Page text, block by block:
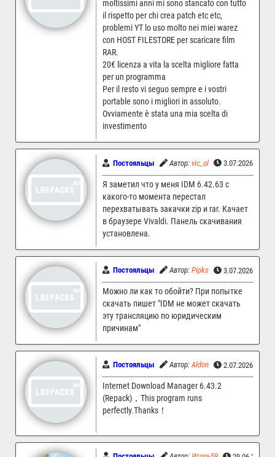
moltissimi anni mi sono stancato con tutto
il rispetto per chi crea patch etc etc,
problemi YT lo uso molto nei miei warez
con HOST FILESTORE per scaricare film
RAR.
20€ licenza a vita la scelta migliore fatta
per un programma
Per il resto vi seguo sempre e i vostri
portable sono i migliori in assoluto.
Ovviamente è stata una mia scelta di
investimento
Постояльцы Автор: vic_ol 3.07.2026 16:51
Я заметил что у меня IDM 6.42.63 с
какого-то момента перестал
перехватывать закачки zip и rar. Качает
в браузере Vivaldi. Панель скачивания
установлена.
Постояльцы Автор: Pipks 3.07.2026 15:53
Можно ли как то обойти? При попытке
скачать пишет "IDM не может скачать
эту трансляцию по юридическим
причинам"
Постояльцы Автор:Aldon 2.07.2026 17:05
Internet Download Manager 6.43.2
(Repack)，This program runs
perfectly.Thanks！